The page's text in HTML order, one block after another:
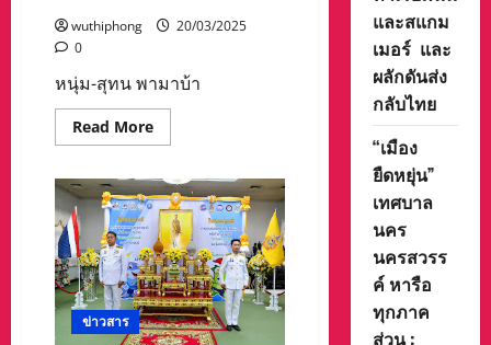
wuthiphong
20/03/2025
0
หนุ่ม-สุทน พามาบ้า
Read MoreRead
more
สุทน
พา
มา
บ้าน
สิงห์
ท่า
จังหวัด
ยโสธร
เป็น
ชุมชน
เก่า
ข่าวสาร
และสแกม
เมอร์ และ
ผลักดันส่ง
กลับไทย
“เมือง
ยืดหยุ่น”
เทศบาล
นคร
นครสวรร
ค์ หารือ
ทุกภาค
ส่วน :